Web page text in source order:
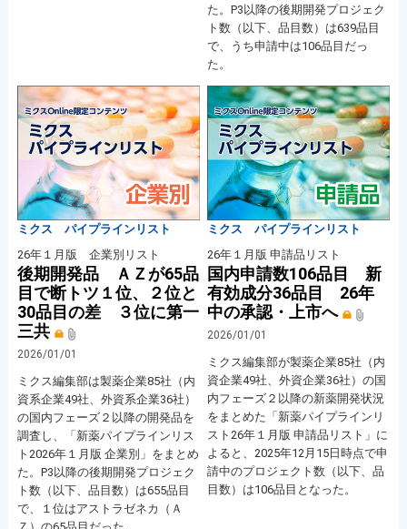
た。P3以降の後期開発プロジェク
ト数（以下、品目数）は639品目
で、うち申請中は106品目だっ
た。
ミクス パイプラインリスト
26年１月版 企業別リスト
後期開発品 ＡＺが65品
目で断トツ１位、２位と
30品目の差 ３位に第一
三共
2026/01/01
ミクス編集部は製薬企業85社（内
資系企業49社、外資系企業36社）
の国内フェーズ２以降の開発品を
調査し、「新薬パイプラインリス
ト2026年１月版 企業別」をまとめ
た。P3以降の後期開発プロジェク
ト数（以下、品目数）は655品目
で、１位はアストラゼネカ（Ａ
ミクス パイプラインリスト
26年１月版 申請品リスト
国内申請数106品目 新
有効成分36品目 26年
中の承認・上市へ
2026/01/01
ミクス編集部が製薬企業85社（内
資企業49社、外資企業36社）の国
内フェーズ２以降の新薬開発状況
をまとめた「新薬パイプラインリ
スト26年１月版 申請品リスト」に
よると、2025年12月15日時点で申
請中のプロジェクト数（以下、品
目数）は106品目となった。